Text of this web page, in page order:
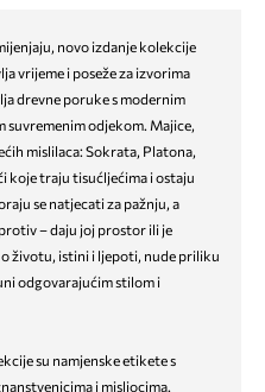
novo izdanje kolekcije
vrijeme i poseže za izvorima
drevne poruke s modernim
suvremenim odjekom. Majice,
mislilaca: Sokrata, Platona,
koje traju tisućljećima i ostaju
se natjecati za pažnju, a
– daju joj prostor ili je
životu, istini i ljepoti, nude priliku
odgovarajućim stilom i
su namjenske etikete s
i misliocima.